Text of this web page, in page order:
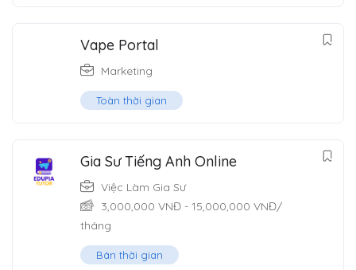
Vape Portal
Marketing
Toàn thời gian
Gia Sư Tiếng Anh Online
Việc Làm Gia Sư
3,000,000 VNĐ - 15,000,000 VNĐ/
tháng
Bán thời gian